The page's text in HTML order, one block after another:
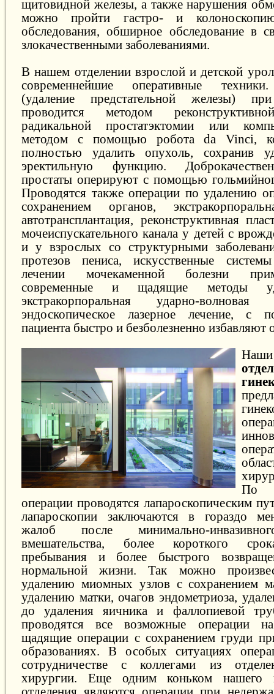
щитовидной железы, а также нарушения
можно пройти гастро- и колоноскопию,
обследования, обширное обследование в
злокачественными заболеваниями.
В нашем отделении взрослой и детской
современнейшие оперативные
(удаление предстательной железы)
проводится методом
радикальной простатэктомии или
методом с помощью робота da Vinci,
полностью удалить опухоль, сохранив
эректильную функцию.
простаты оперируют с помощью
Проводятся также операции по удалению
сохранением органов,
автотрансплантация, реконструктивная
мочеиспускательного канала у детей с
и у взрослых со структурными
протезов пениса, искусственные
лечении мочекаменной болезни
современные и щадящие методы
экстракорпоральная ударно-
эндоскопическое лазерное лечение, с
пациента быстро и безболезненно избавляют
По
операции проводятся лапароскопическим
лапароскопии заключаются в гораздо
жалоб после минимально-
вмешательства, более короткого
пребывания и более быстрого
нормальной жизни. Так можно
удалению миомных узлов с сохранением
удалению матки, очагов эндометриоза,
до удаления яичника и фаллопиевой
проводятся все возможные операции
щадящие операции с сохранением груди
образованиях. В особых ситуациях
сотрудничестве с коллегами из
хирургии. Еще одним коньком нашего